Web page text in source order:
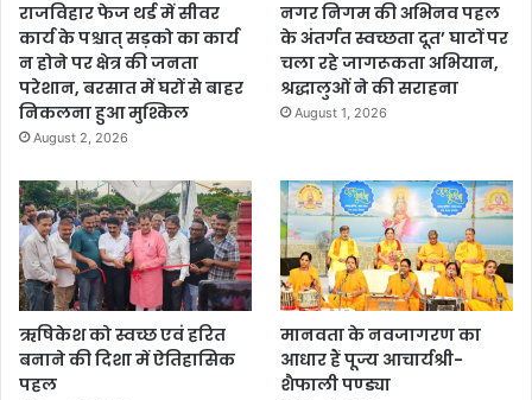
राजविहार फेज थर्ड में सीवर
कार्य के पश्चात् सड़को का कार्य
न होने पर क्षेत्र की जनता
परेशान, बरसात में घरों से बाहर
निकलना हुआ मुश्किल
August 2, 2026
नगर निगम की अभिनव पहल
के अंतर्गत स्वच्छता दूत’ घाटों पर
चला रहे जागरूकता अभियान,
श्रद्धालुओं ने की सराहना
August 1, 2026
ऋषिकेश को स्वच्छ एवं हरित
बनाने की दिशा में ऐतिहासिक
पहल
मानवता के नवजागरण का
आधार हैं पूज्य आचार्यश्री-
शैफाली पण्ड्या